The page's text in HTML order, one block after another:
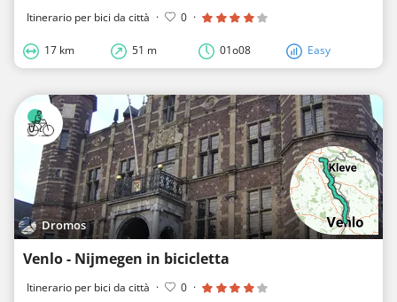
Itinerario per bici da città · 0 ·
17 km 51 m 01o08 Easy
Dromos
Venlo - Nijmegen in bicicletta
Itinerario per bici da città · 0 ·